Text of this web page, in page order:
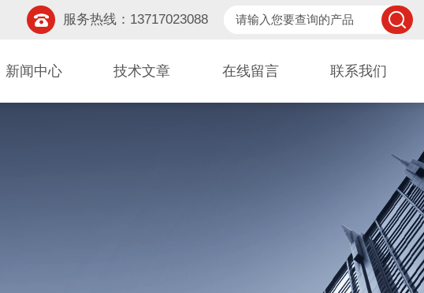
服务热线：13717023088
新闻中心 技术文章 在线留言 联系我们